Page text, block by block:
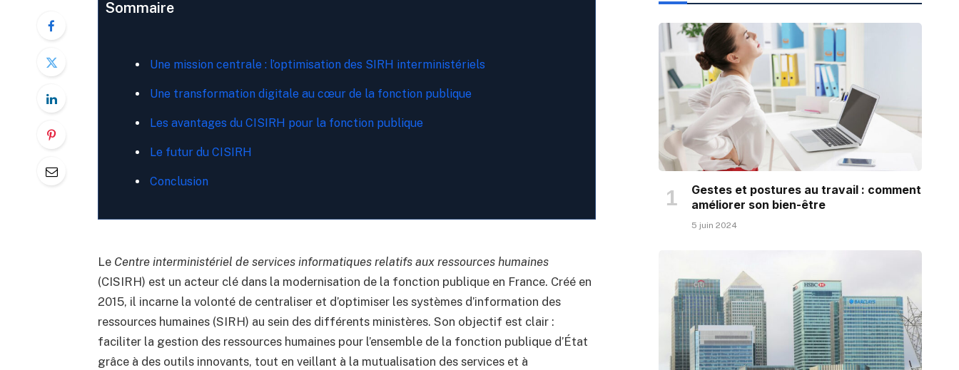
Sommaire
Une mission centrale : l’optimisation des SIRH interministériels
Une transformation digitale au cœur de la fonction publique
Les avantages du CISIRH pour la fonction publique
Le futur du CISIRH
Conclusion
Le Centre interministériel de services informatiques relatifs aux ressources humaines
(CISIRH) est un acteur clé dans la modernisation de la fonction publique en France. Créé en
2015, il incarne la volonté de centraliser et d’optimiser les systèmes d’information des
ressources humaines (SIRH) au sein des différents ministères. Son objectif est clair :
faciliter la gestion des ressources humaines pour l’ensemble de la fonction publique d’État
grâce à des outils innovants, tout en veillant à la mutualisation des services et à
Gestes et postures au travail : comment
améliorer son bien-être
5 juin 2024